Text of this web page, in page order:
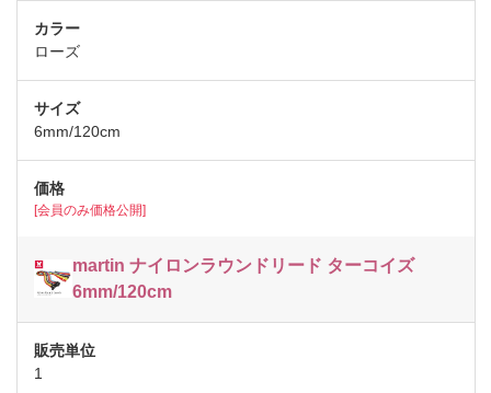
ローズ
6mm/120cm
[会員のみ価格公開]
martin ナイロンラウンドリード ターコイズ
6mm/120cm
1